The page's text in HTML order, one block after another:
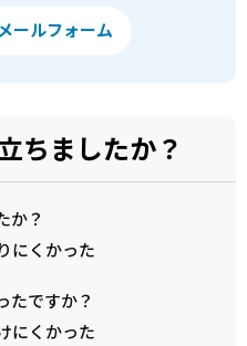
ールフォーム
ちましたか？
か？
にくかった
たですか？
にくかった